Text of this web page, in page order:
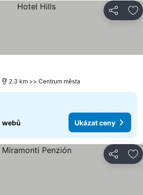
Sdílet
2.3 km >> Centrum města
webů Ukázat ceny
Sdílet